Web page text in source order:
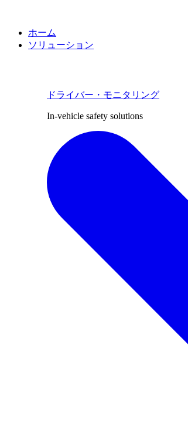
ホーム
ソリューション
ドライバー・モニタリング
In-vehicle safety solutions